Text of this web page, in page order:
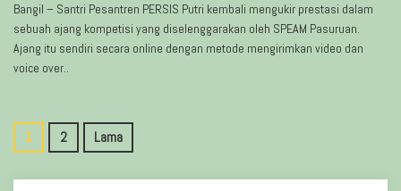
Bangil – Santri Pesantren PERSIS Putri kembali mengukir prestasi dalam
sebuah ajang kompetisi yang diselenggarakan oleh SPEAM Pasuruan.
Ajang itu sendiri secara online dengan metode mengirimkan video dan
voice over..
1 2 Lama